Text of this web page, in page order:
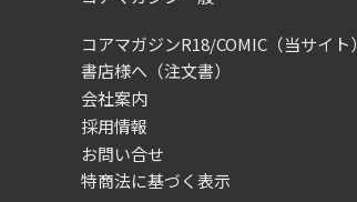
コアマガジンR18/COMIC（当サイト）
書店様へ（注文書）
会社案内
採用情報
お問い合せ
特商法に基づく表示